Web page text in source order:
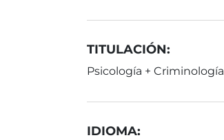
TITULACIÓN:
Psicología + Criminología
IDIOMA: